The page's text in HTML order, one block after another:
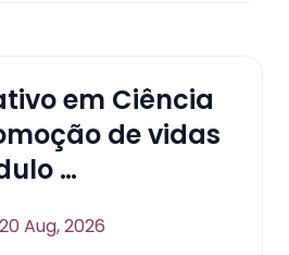
em Ciência
de vidas
…
Aug, 2026